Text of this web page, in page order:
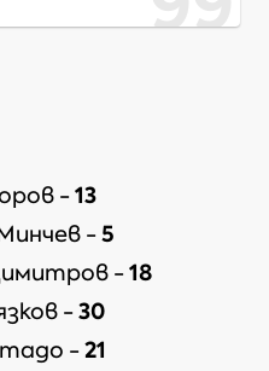
-13
-5
-18
-30
-21